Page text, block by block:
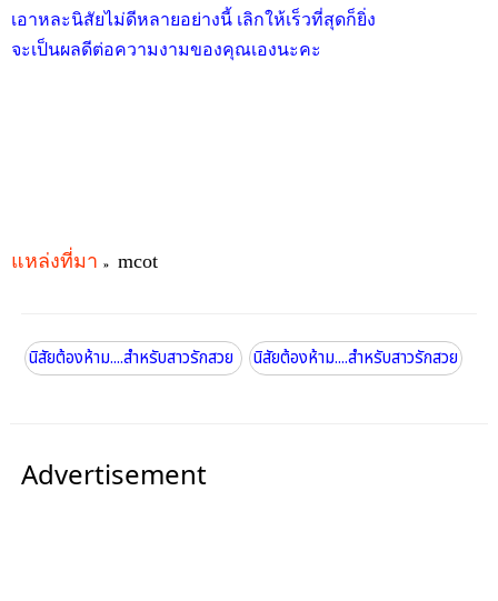
เอาหละนิสัยไม่ดีหลายอย่างนี้ เลิกให้เร็วที่สุดก็ยิ่ง
จะเป็นผลดีต่อความงามของคุณเองนะคะ
แหล่งที่มา » mcot
นิสัยต้องห้าม....สำหรับสาวรักสวย นิสัยต้องห้าม....สำหรับสาวรักสวย
Advertisement